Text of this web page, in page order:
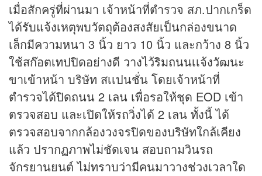
เมื่อสักครู่ที่ผ่านมา เจ้าหน้าที่ตำรวจ สภ.ปากเกร็ด
ได้รับแจ้งเหตุพบวัตถุต้องสงสัยเป็นกล่องขนาด
เล็กมีความหนา 3 นิ้ว ยาว 10 นิ้ว และกว้าง 8 นิ้ว
ใช้สก๊อตเทปปิดอย่างดี วางไว้ริมถนนเเจ้งวัฒนะ
ขาเข้าหน้า บริษัท สเเปนชั่น โดยเจ้าหน้าที่
ตำรวจได้ปิดถนน 2 เลน เพื่อรอให้ชุด EOD เข้า
ตรวจสอบ และเปิดให้รถวิ่งได้ 2 เลน ทั้งนี้ ได้
ตรวจสอบจากกล้องวงจรปิดของบริษัทใกล้เคียง
แล้ว ปรากฏภาพไม่ชัดเจน สอบถามวินรถ
จักรยานยนต์ ไม่ทราบว่ามีคนมาวางช่วงเวลาใด